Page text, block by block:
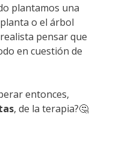
plantamos una
o el árbol
pensar que
en cuestión de
entonces,
, de la terapia?🤔